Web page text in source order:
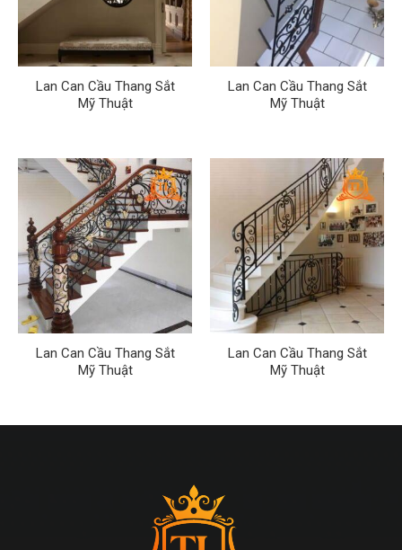
Lan Can Cầu Thang Sắt
Mỹ Thuật
Lan Can Cầu Thang Sắt
Mỹ Thuật
Lan Can Cầu Thang Sắt
Mỹ Thuật
Lan Can Cầu Thang Sắt
Mỹ Thuật